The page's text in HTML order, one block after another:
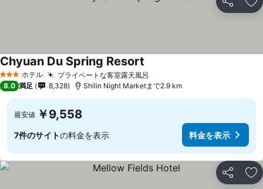
シェア お
3 ホテルのランク
ホテル プライベートな客室露天風呂
Chyuan Du Spring Resort
8.0 満足 8,328 Shilin Night Marketまで2.9 km
最安値 ￥9,558
7件のサイトの料金を表示 料金を表示
シェア お